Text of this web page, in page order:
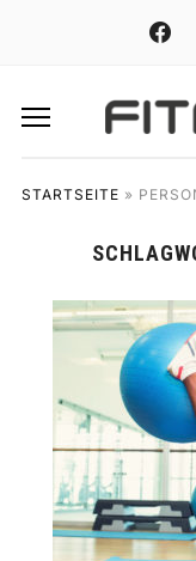
facebook
STARTSEITE »